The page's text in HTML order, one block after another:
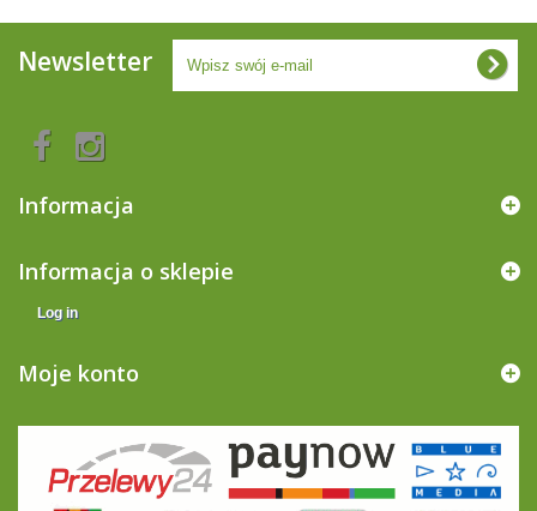
Newsletter
Informacja
Informacja o sklepie
Log in
Moje konto